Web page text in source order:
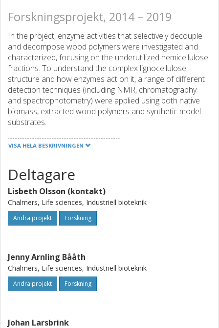
Forskningsprojekt, 2014 – 2019
In the project, enzyme activities that selectively decouple
and decompose wood polymers were investigated and
characterized, focusing on the underutilized hemicellulose
fractions. To understand the complex lignocellulose
structure and how enzymes act on it, a range of different
detection techniques (including NMR, chromatography
and spectrophotometry) were applied using both native
biomass, extracted wood polymers and synthetic model
substrates.
Wallenberg Wood Science Center (WWSC) is a research
center funded by the Knut and Alice Wallenberg
a multidisciplinary collaboration between Chalmers, KTH
and Linköping University striving for scientific excellence.
The mission is to create knowledge and build competence
that can form the basis for an innovative future value
creation from forest raw material.
VISA HELA BESKRIVNINGEN
Deltagare
Lisbeth Olsson (kontakt)
Chalmers, Life sciences, Industriell bioteknik
Andra projekt Forskning
Jenny Arnling Bååth
Chalmers, Life sciences, Industriell bioteknik
Andra projekt Forskning
Johan Larsbrink